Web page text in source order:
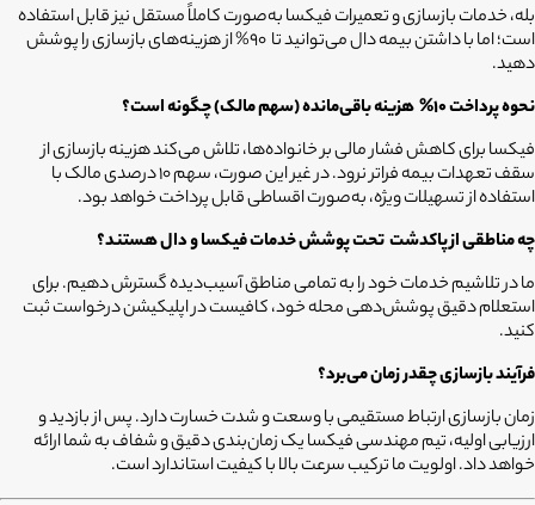
بله، خدمات بازسازی و تعمیرات فیکسا به‌صورت کاملاً مستقل نیز قابل استفاده
است؛ اما با داشتن بیمه دال می‌توانید تا 90% از هزینه‌های بازسازی را پوشش
دهید.
نحوه پرداخت 10%
هزینه باقی‌مانده (سهم مالک) چگونه است؟
فیکسا برای کاهش فشار مالی بر خانواده‌ها، تلاش می‌کند هزینه بازسازی از
سقف تعهدات بیمه فراتر نرود. در غیر این صورت، سهم 10 درصدی مالک با
استفاده از تسهیلات ویژه، به‌صورت اقساطی قابل پرداخت خواهد بود.
چه مناطقی ازپاکدشتتحت پوشش خدمات فیکسا و دال هستند؟
ما در تلاشیم خدمات خود را به تمامی مناطق آسیب‌دیده گسترش دهیم. برای
استعلام دقیق پوشش‌دهی محله خود، کافیست در اپلیکیشن درخواست ثبت
کنید.
فرآیند بازسازی چقدر زمان می‌برد؟
زمان بازسازی ارتباط مستقیمی با وسعت و شدت خسارت دارد. پس از بازدید و
ارزیابی اولیه، تیم مهندسی فیکسا یک زمان‌بندی دقیق و شفاف به شما ارائه
خواهد داد. اولویت ما ترکیب سرعت بالا با کیفیت استاندارد است.